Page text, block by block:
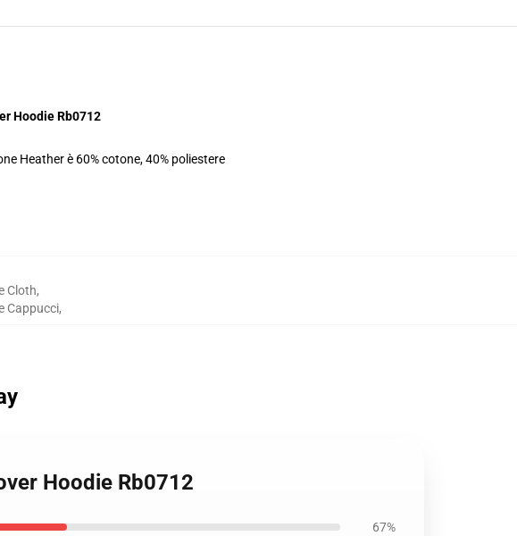
Hoodie Rb0712
Heather è 60% cotone, 40% poliestere
Cloth,
Cappucci,
Hoodie Rb0712
67%